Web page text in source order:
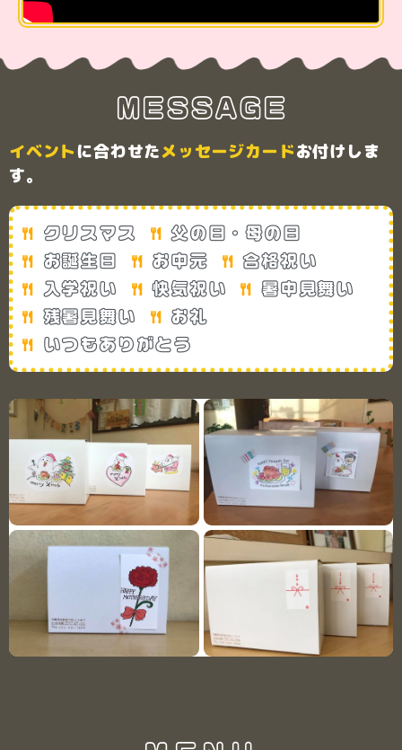
MESSAGE
イベントに合わせたメッセージカードお付けしま
す。
クリスマス
父の日・母の日
お誕生日
お中元
合格祝い
入学祝い
快気祝い
暑中見舞い
残暑見舞い
お礼
いつもありがとう